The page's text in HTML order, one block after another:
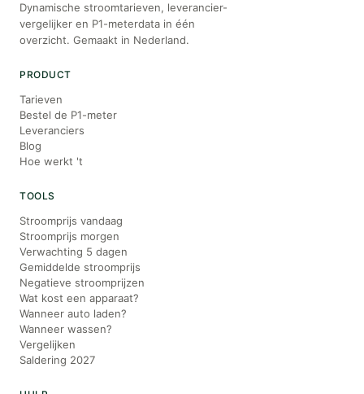
Dynamische stroomtarieven, leverancier-
vergelijker en P1-meterdata in één
overzicht. Gemaakt in Nederland.
PRODUCT
Tarieven
Bestel de P1-meter
Leveranciers
Blog
Hoe werkt 't
TOOLS
Stroomprijs vandaag
Stroomprijs morgen
Verwachting 5 dagen
Gemiddelde stroomprijs
Negatieve stroomprijzen
Wat kost een apparaat?
Wanneer auto laden?
Wanneer wassen?
Vergelijken
Saldering 2027